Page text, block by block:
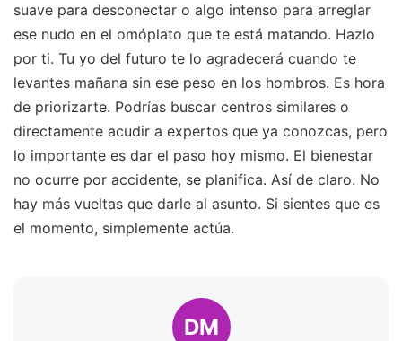
suave para desconectar o algo intenso para arreglar
ese nudo en el omóplato que te está matando. Hazlo
por ti. Tu yo del futuro te lo agradecerá cuando te
levantes mañana sin ese peso en los hombros. Es hora
de priorizarte. Podrías buscar centros similares o
directamente acudir a expertos que ya conozcas, pero
lo importante es dar el paso hoy mismo. El bienestar
no ocurre por accidente, se planifica. Así de claro. No
hay más vueltas que darle al asunto. Si sientes que es
el momento, simplemente actúa.
DM